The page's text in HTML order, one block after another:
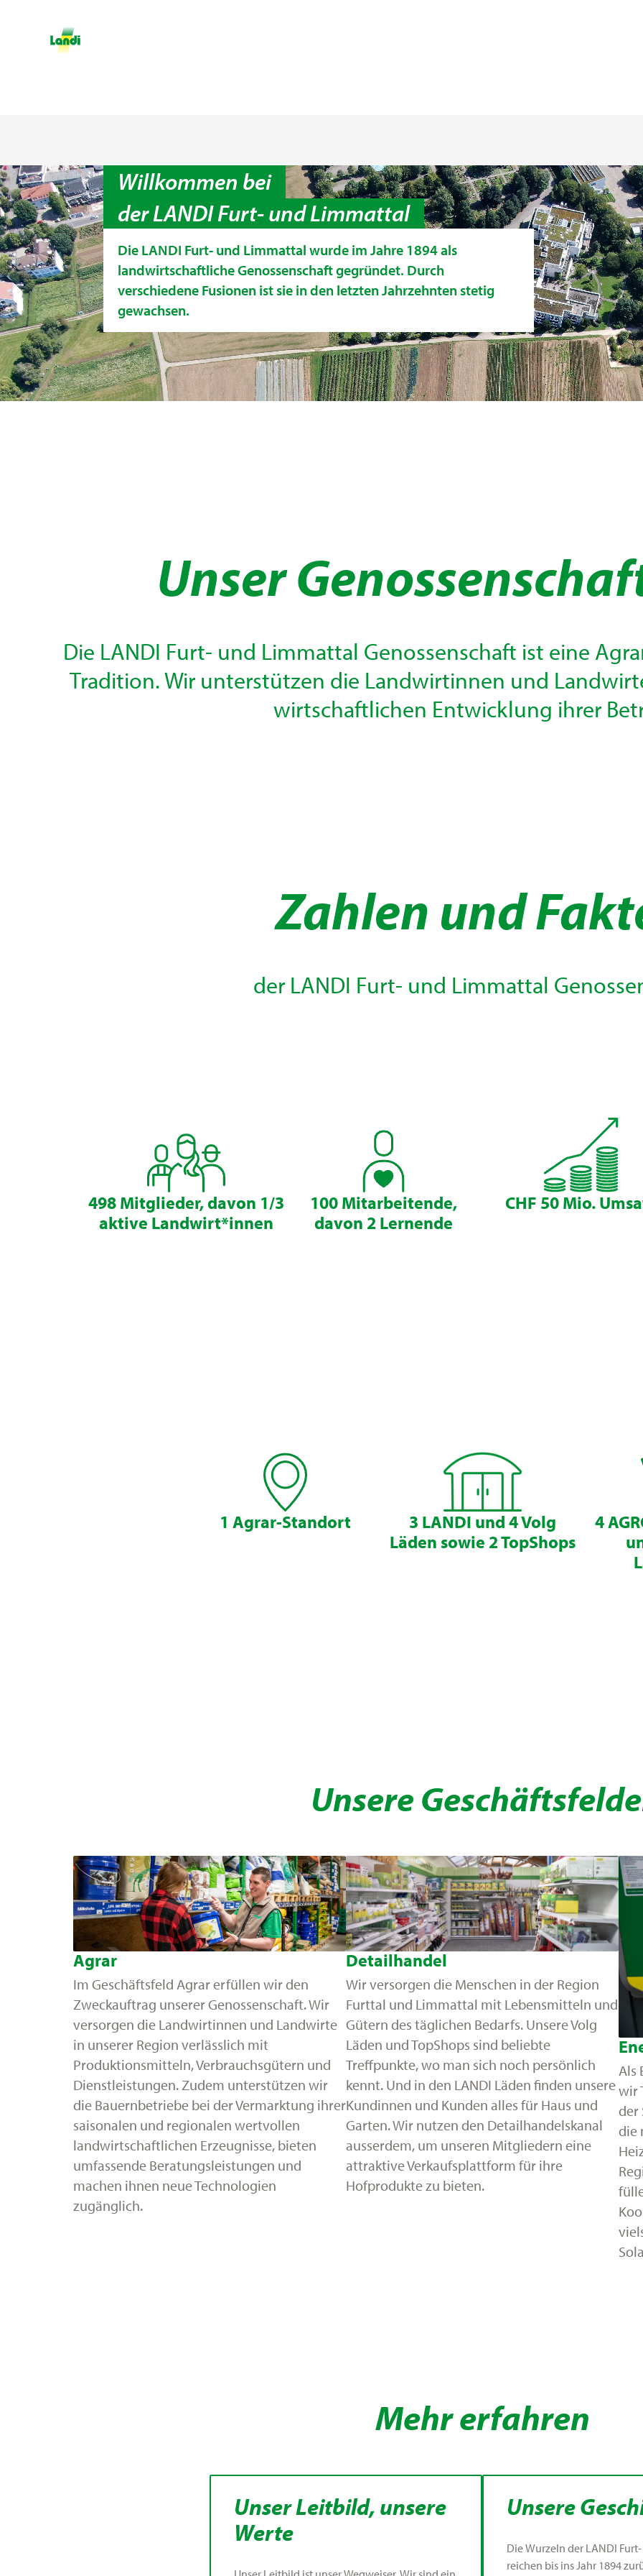
Willkommen bei
der LANDI Furt- und Limmattal
Die LANDI Furt- und Limmattal wurde im Jahre 1894 als
landwirtschaftliche Genossenschaft gegründet. Durch
verschiedene Fusionen ist sie in den letzten Jahrzehnten stetig
gewachsen.
Unser
Die LANDI Furt- und Limmattal Genossenschaft ist eine
Tradition. Wir unterstützen die Landwirtinnen und
wirtschaftlichen Entwicklung ihrer
Zahlen und
der LANDI Furt- und Limmattal
498 Mitglieder, davon 1/3
aktive Landwirt*innen
100 Mitarbeitende,
davon 2 Lernende
CHF 50 Mio.
1 Agrar-Standort
3 LANDI und 4 Volg
Läden sowie 2 TopShops
4
Unsere
Agrar
Im Geschäftsfeld Agrar erfüllen wir den
Zweckauftrag unserer Genossenschaft. Wir
versorgen die Landwirtinnen und Landwirte
in unserer Region verlässlich mit
Produktionsmitteln, Verbrauchsgütern und
Dienstleistungen. Zudem unterstützen wir
die Bauernbetriebe bei der Vermarktung ihrer
saisonalen und regionalen wertvollen
landwirtschaftlichen Erzeugnisse, bieten
umfassende Beratungsleistungen und
machen ihnen neue Technologien
zugänglich.
Detailhandel
Wir versorgen die Menschen in der Region
Furttal und Limmattal mit Lebensmitteln und
Gütern des täglichen Bedarfs. Unsere Volg
Läden und TopShops sind beliebte
Treffpunkte, wo man sich noch persönlich
kennt. Und in den LANDI Läden finden unsere
Kundinnen und Kunden alles für Haus und
Garten. Wir nutzen den Detailhandelskanal
ausserdem, um unseren Mitgliedern eine
attraktive Verkaufsplattform für ihre
Hofprodukte zu bieten.
Als
wir
der
die
Mehr erfahren
Unser Leitbild, unsere
Werte
Unsere
Die Wurzeln der LANDI
reichen bis ins Jahr 1894